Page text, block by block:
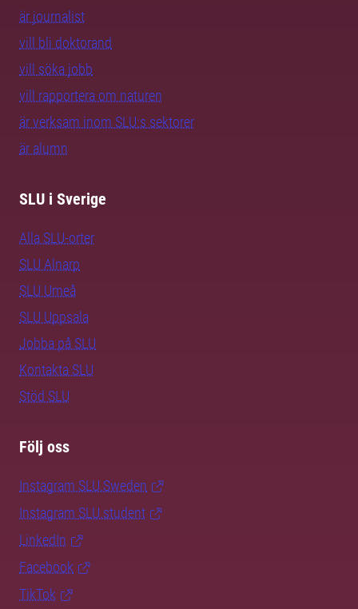
är journalist
vill bli doktorand
vill söka jobb
vill rapportera om naturen
är verksam inom SLU:s sektorer
är alumn
SLU i Sverige
Alla SLU-orter
SLU Alnarp
SLU Umeå
SLU Uppsala
Jobba på SLU
Kontakta SLU
Stöd SLU
Följ oss
Instagram SLU.Sweden
Instagram SLU.student
LinkedIn
Facebook
TikTok